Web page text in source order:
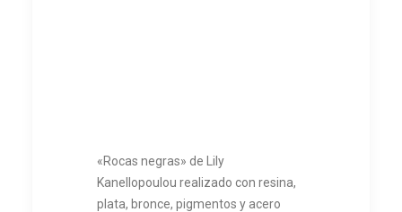
«Rocas negras» de Lily
Kanellopoulou realizado con resina,
plata, bronce, pigmentos y acero